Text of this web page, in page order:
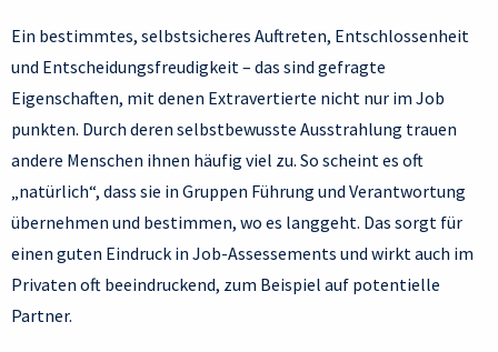
Ein bestimmtes, selbstsicheres Auftreten, Entschlossenheit
und Entscheidungsfreudigkeit – das sind gefragte
Eigenschaften, mit denen Extravertierte nicht nur im Job
punkten. Durch deren selbstbewusste Ausstrahlung trauen
andere Menschen ihnen häufig viel zu. So scheint es oft
„natürlich“, dass sie in Gruppen Führung und Verantwortung
übernehmen und bestimmen, wo es langgeht. Das sorgt für
einen guten Eindruck in Job-Assessements und wirkt auch im
Privaten oft beeindruckend, zum Beispiel auf potentielle
Partner.